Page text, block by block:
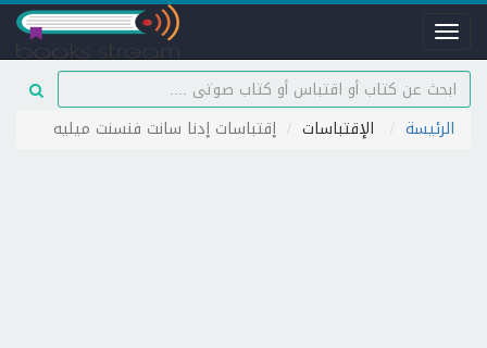
Toggle
navigation
الرئيسة الإقتباسات إقتباسات إدنا سانت فنسنت ميليه